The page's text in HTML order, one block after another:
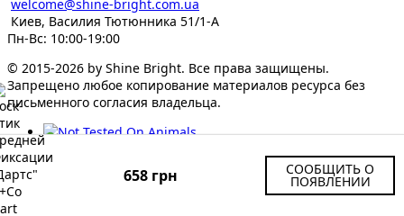
658 грн СООБЩИТЬ О
ПОЯВЛЕНИИ
welcome@shine-bright.com.ua
Киев, Василия Тютюнника 51/1-А
Пн-Вс: 10:00-19:00
© 2015-2026 by Shine Bright. Все права защищены.
Запрещено любое копирование материалов ресурса без
письменного согласия владельца.